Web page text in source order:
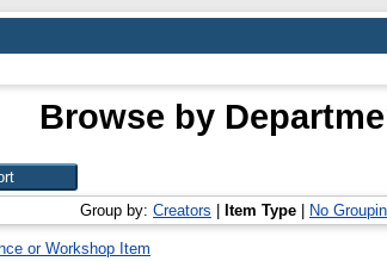
Browse by
Group by: Creators Item Type No
or Workshop Item